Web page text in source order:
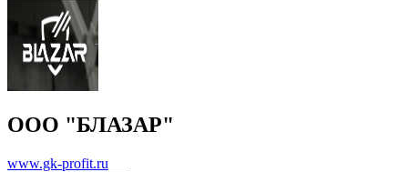
ООО "БЛАЗАР"
www.gk-profit.ru